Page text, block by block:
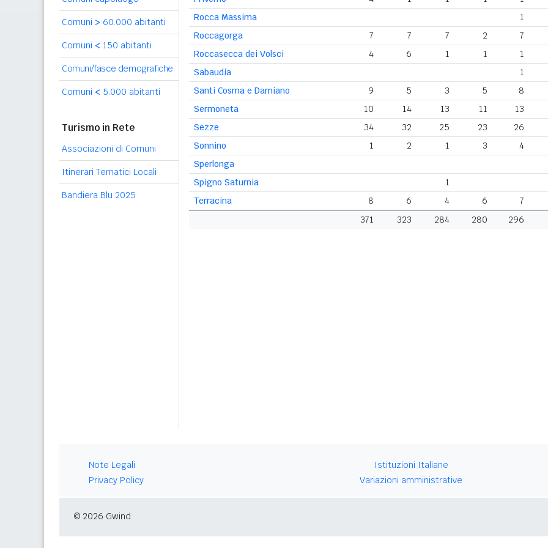
Comuni > 60.000 abitanti
Comuni < 150 abitanti
Comuni/fasce demografiche
Comuni < 5.000 abitanti
Turismo in Rete
Associazioni di Comuni
Itinerari Tematici Locali
Bandiera Blu 2025
Rocca Massima
1
Roccagorga
7 7 7 2 7
Roccasecca dei Volsci
4 6 1 1 1
Sabaudia
1
Santi Cosma e Damiano
9 5 3 5 8
Sermoneta
10 14 13 11 13
Sezze
34 32 25 23 26
Sonnino
1 2 1 3 4
Sperlonga
Spigno Saturnia
1
Terracina
8 6 4 6 7
371
323 284 280 296
Note Legali
Privacy Policy
Istituzioni Italiane
Variazioni amministrative
© 2026 Gwind